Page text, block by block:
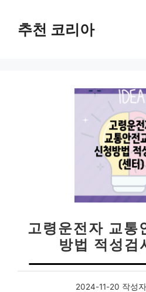
추천 코리아
고령운전자 교통
방법 적성검
2024-11-20 작성